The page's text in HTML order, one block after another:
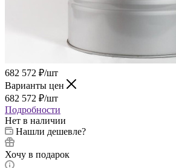
682 572 ₽/шт
Варианты цен
682 572 ₽/шт
Подробности
Нет в наличии
Нашли дешевле?
Хочу в подарок